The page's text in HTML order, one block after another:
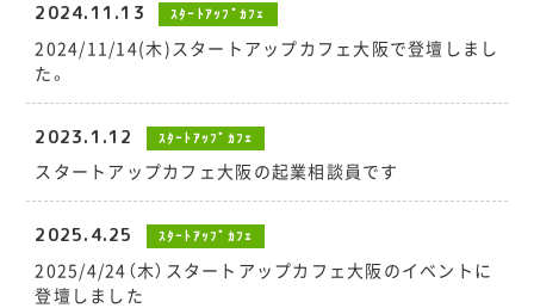
2024.11.13 ｽﾀｰﾄｱｯﾌﾟｶﾌｪ
2024/11/14(木)スタートアップカフェ大阪で登壇しまし
た。
2023.1.12 ｽﾀｰﾄｱｯﾌﾟｶﾌｪ
スタートアップカフェ大阪の起業相談員です
2025.4.25 ｽﾀｰﾄｱｯﾌﾟｶﾌｪ
2025/4/24（木）スタートアップカフェ大阪のイベントに
登壇しました